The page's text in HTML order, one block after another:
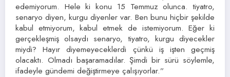
edemiyorum. Hele ki konu 15 Temmuz olunca. tiyatro,
senaryo diyen, kurgu diyenler var. Ben bunu hiçbir şekilde
kabul etmiyorum, kabul etmek de istemiyorum. Eğer ki
gerçekleşmiş olsaydı senaryo, tiyatro, kurgu diyecekler
miydi? Hayır diyemeyeceklerdi çünkü iş işten geçmiş
olacaktı. Olmadı başaramadılar. Şimdi bir sürü söylemle,
ifadeyle gündemi değiştirmeye çalışıyorlar.”